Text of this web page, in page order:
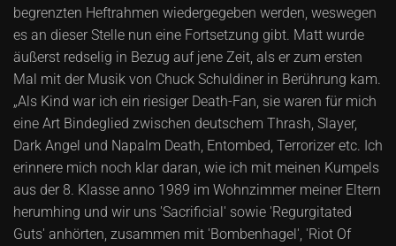
begrenzten Heftrahmen wiedergegeben werden, weswegen
es an dieser Stelle nun eine Fortsetzung gibt. Matt wurde
äußerst redselig in Bezug auf jene Zeit, als er zum ersten
Mal mit der Musik von Chuck Schuldiner in Berührung kam.
„Als Kind war ich ein riesiger Death-Fan, sie waren für mich
eine Art Bindeglied zwischen deutschem Thrash, Slayer,
Dark Angel und Napalm Death, Entombed, Terrorizer etc. Ich
erinnere mich noch klar daran, wie ich mit meinen Kumpels
aus der 8. Klasse anno 1989 im Wohnzimmer meiner Eltern
herumhing und wir uns 'Sacrificial' sowie 'Regurgitated
Guts' anhörten, zusammen mit 'Bombenhagel', 'Riot Of